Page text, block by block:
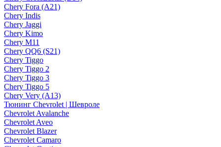
Chery Fora (A21)
Chery Indis
Chery Jaggi
Chery Kimo
Chery M11
Chery QQ6 (S21)
Chery Tiggo
Chery Tiggo 2
Chery Tiggo 3
Chery Tiggo 5
Chery Very (A13)
Тюнинг Chevrolet | Шевроле
Chevrolet Avalanche
Chevrolet Aveo
Chevrolet Blazer
Chevrolet Camaro